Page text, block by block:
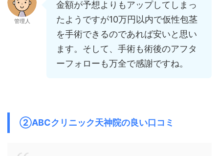
管理人
金額が予想よりもアップしてしまっ
たようですが10万円以内で仮性包茎
を手術できるのであれば安いと思い
ます。そして、手術も術後のアフタ
ーフォローも万全で感謝ですね。
②ABCクリニック天神院の良い口コミ